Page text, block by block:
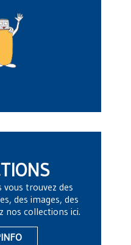
trouvez des
des images, des
nos collections ici.